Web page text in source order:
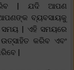
| ଯଦି ଆପଣ
ବ୍ୟବସାୟକୁ
ସମୟ | ଏହି ସମୟରେ
କରିବ ଏବଂ
|